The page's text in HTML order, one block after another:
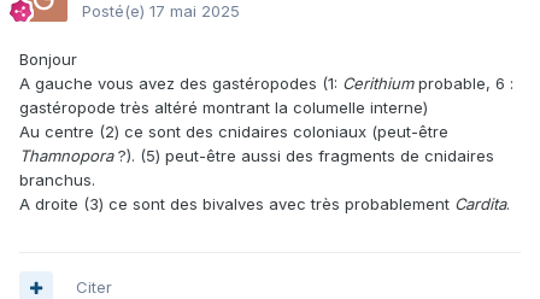
Posté(e) 17 mai 2025
Bonjour
A gauche vous avez des gastéropodes (1: Cerithiumprobable, 6 :
gastéropode très altéré montrant la columelle interne)
Au centre (2) ce sont des cnidaires coloniaux (peut-être
Thamnopora?). (5) peut-être aussi des fragments de cnidaires
branchus.
A droite (3) ce sont des bivalves avec très probablement Cardita.
Citer